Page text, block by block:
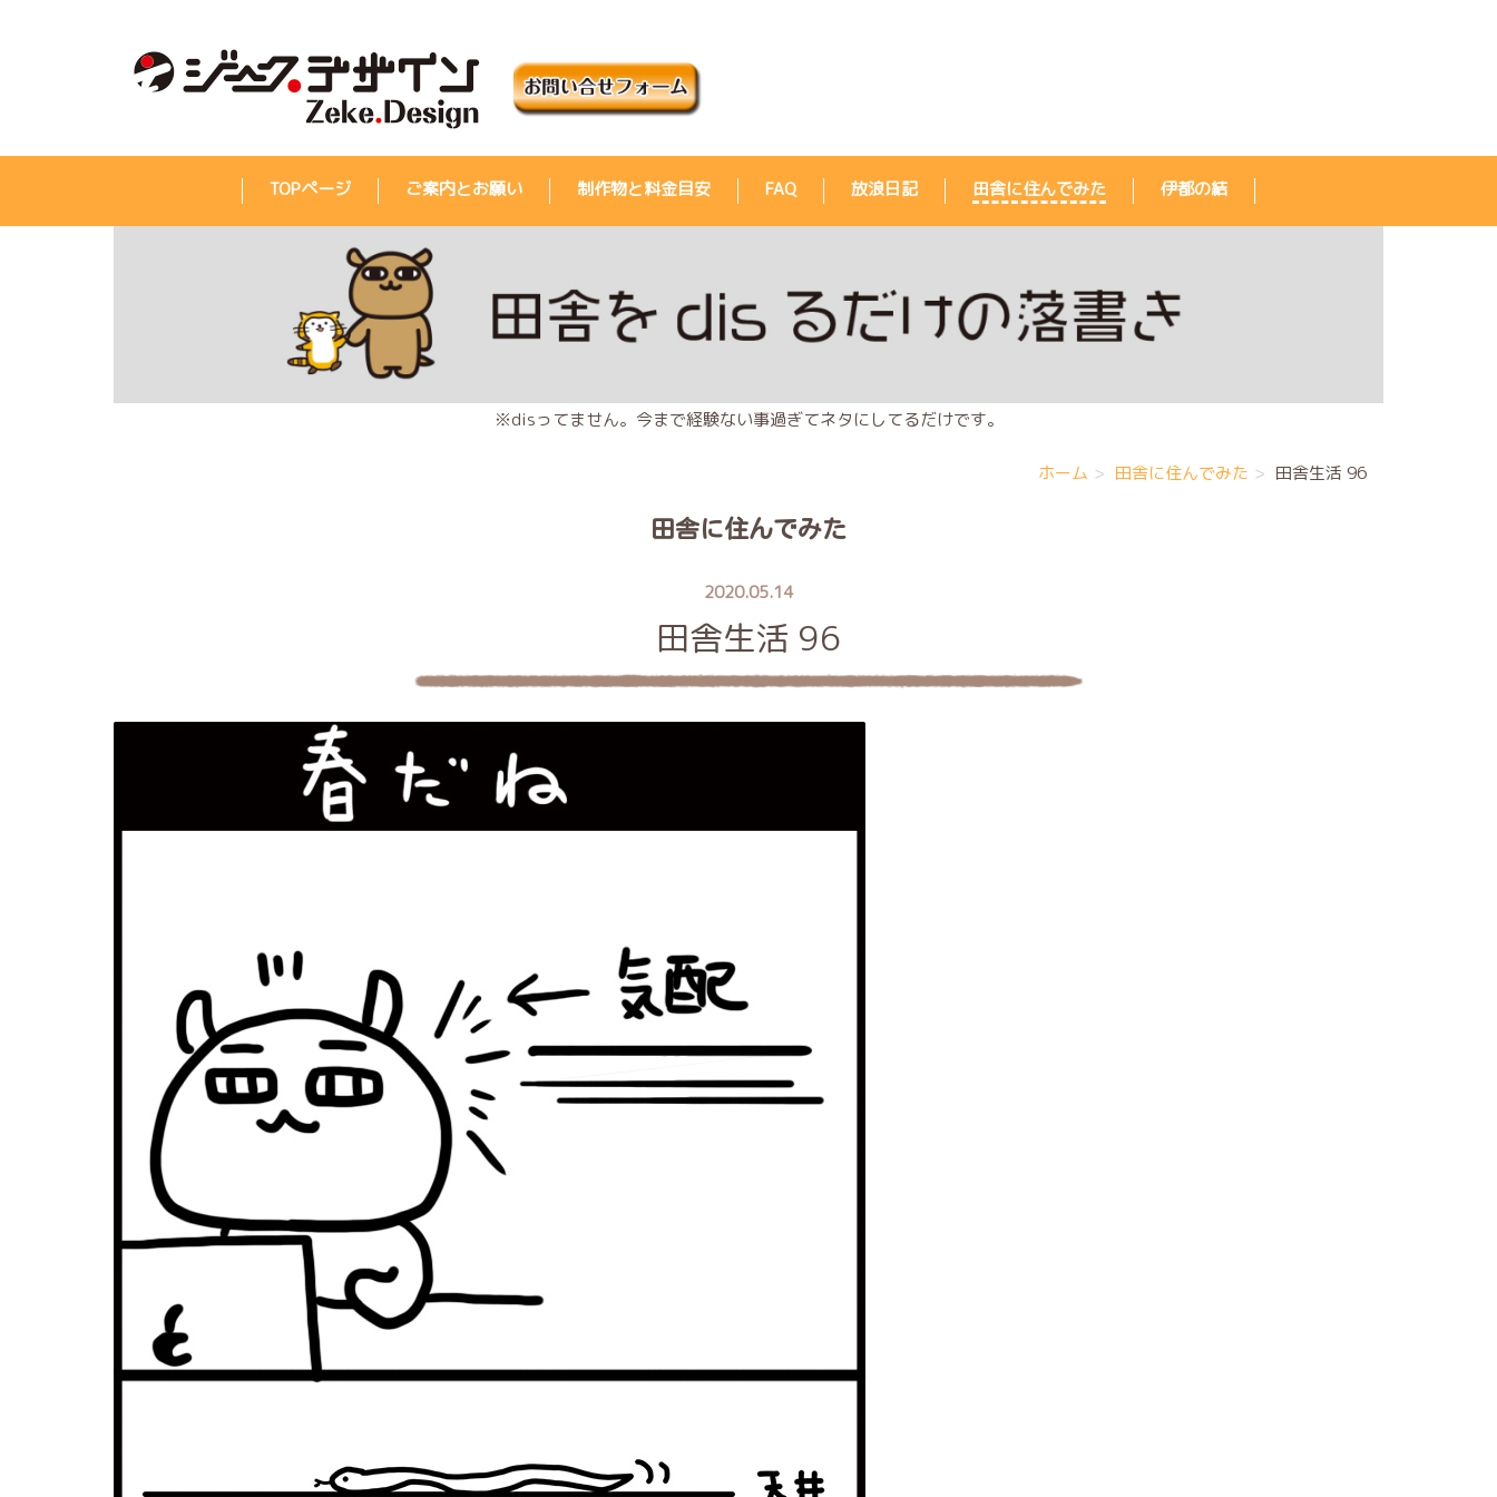
TOPページ ご案内とお願い 制作物と料金目安 FAQ 放浪日記 田舎に住んでみた 伊都の結
※disってません。今まで経験ない事過ぎてネタにしてるだけです。
ホーム 田舎に住んでみた 田舎生活 96
田舎に住んでみた
2020.05.14
田舎生活 96